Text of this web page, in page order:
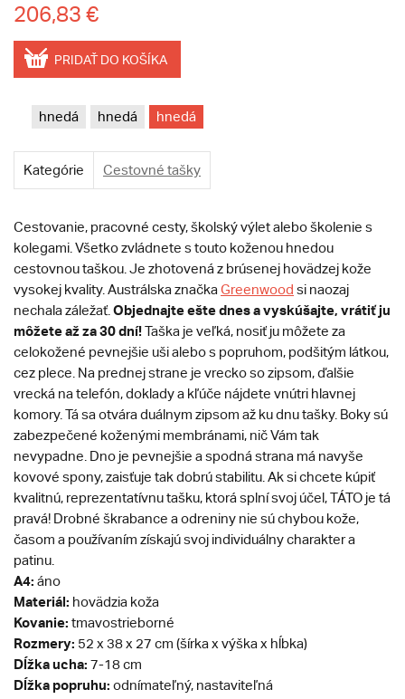
206,83 €
PRIDAŤ DO KOŠÍKA
hnedá hnedá hnedá
Kategórie Cestovné tašky
Cestovanie, pracovné cesty, školský výlet alebo školenie s
kolegami. Všetko zvládnete s touto koženou hnedou
cestovnou taškou. Je zhotovená z brúsenej hovädzej kože
vysokej kvality. Austrálska značka Greenwood si naozaj
nechala záležať. Objednajte ešte dnes a vyskúšajte, vrátiť ju
môžete až za 30 dní!Taška je veľká, nosiť ju môžete za
celokožené pevnejšie uši alebo s popruhom, podšitým látkou,
cez plece. Na prednej strane je vrecko so zipsom, ďalšie
vrecká na telefón, doklady a kľúče nájdete vnútri hlavnej
komory. Tá sa otvára duálnym zipsom až ku dnu tašky. Boky sú
zabezpečené koženými membránami, nič Vám tak
nevypadne. Dno je pevnejšie a spodná strana má navyše
kovové spony, zaisťuje tak dobrú stabilitu. Ak si chcete kúpiť
kvalitnú, reprezentatívnu tašku, ktorá splní svoj účel, TÁTO je tá
pravá! Drobné škrabance a odreniny nie sú chybou kože,
časom a používaním získajú svoj individuálny charakter a
patinu.
A4: áno
Materiál: hovädzia koža
Kovanie: tmavostrieborné
Rozmery: 52 x 38 x 27 cm (šírka x výška x hĺbka)
Dĺžka ucha: 7-18 cm
Dĺžka popruhu: odnímateľný, nastaviteľná